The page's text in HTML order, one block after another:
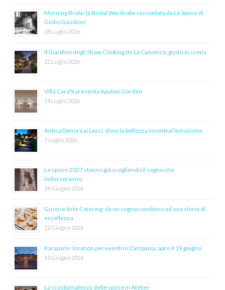
Morning Bride: la Bridal Wardrobe raccontata da Le Spose di
Giulio Gaudiosi
28 Luglio 2026
Il Giardino degli Show Cooking de La Canonica: gusto in scena
22 Luglio 2026
Villa Carafa presenta Apulian Garden
14 Luglio 2026
Antica Dimora ai Lecci: dove la bellezza incontra l’emozione
7 Luglio 2026
Le spose 2027 stanno già scegliendo il sogno che
indosseranno
26 Giugno 2026
Gusto e Arte Catering: da un sogno condiviso ad una storia di
eccellenza
22 Giugno 2026
Karapami: location per eventi in Campania, apre il 19 giugno
10 Giugno 2026
La scostumatezza delle spose in Atelier